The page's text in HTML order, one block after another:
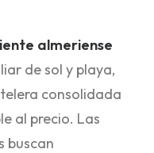
almeriense
de sol y playa,
consolidada
al precio. Las
buscan